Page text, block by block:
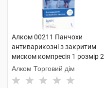
Алком 00211 Панчохи
антиварикозні з закритим
миском компресія 1 розмір 2
бежевий 1 пара
Алком Торговий дім